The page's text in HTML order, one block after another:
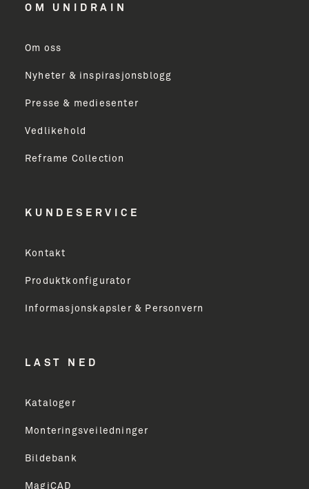
OM UNIDRAIN
Om oss
Nyheter & inspirasjonsblogg
Presse & mediesenter
Vedlikehold
Reframe Collection
KUNDESERVICE
Kontakt
Produktkonfigurator
Informasjonskapsler & Personvern
LAST NED
Kataloger
Monteringsveiledninger
Bildebank
MagiCAD